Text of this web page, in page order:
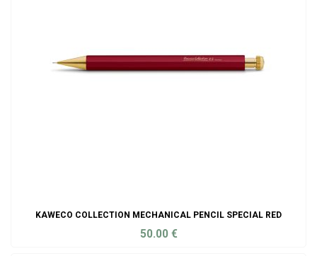
KAWECO COLLECTION MECHANICAL PENCIL SPECIAL RED
50.00 €